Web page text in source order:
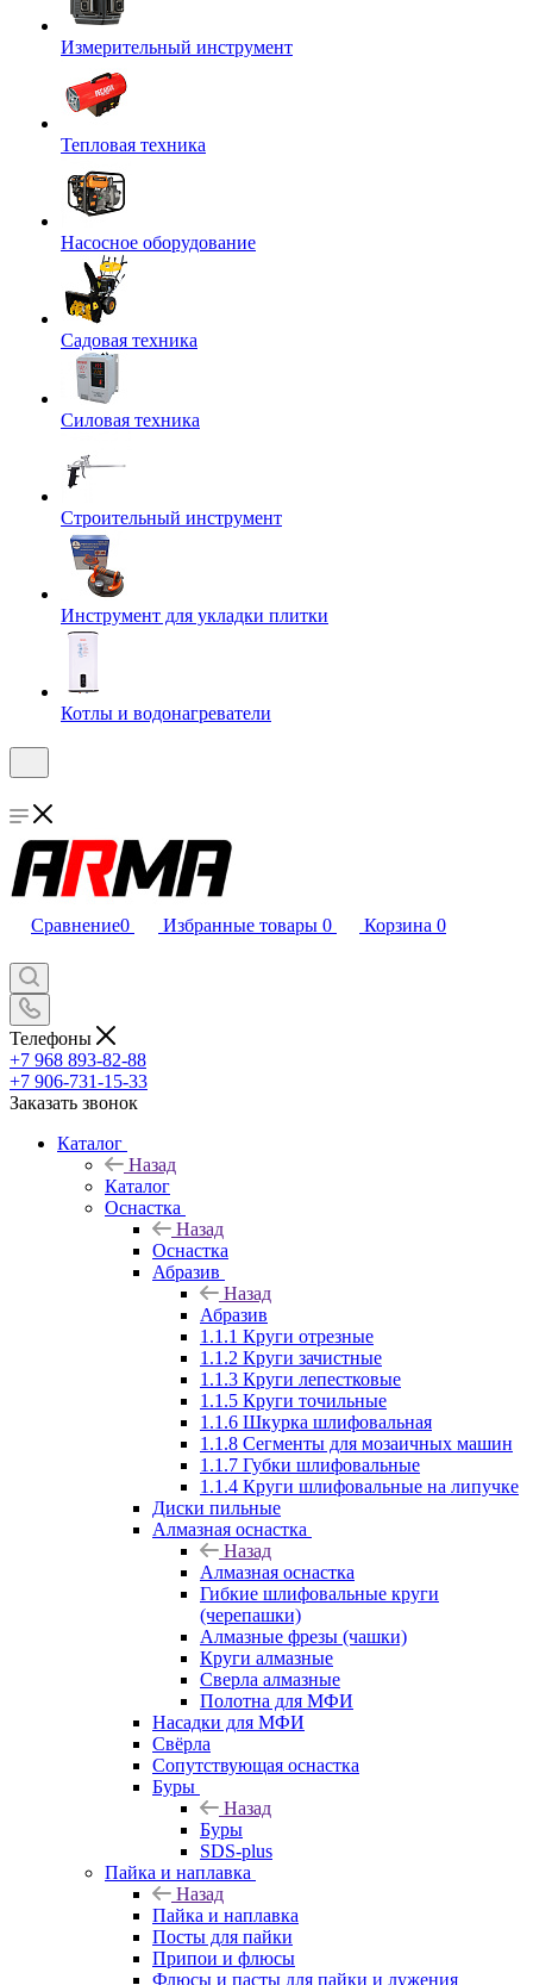
Измерительный инструмент
Тепловая техника
Насосное оборудование
Садовая техника
Силовая техника
Строительный инструмент
Инструмент для укладки плитки
Котлы и водонагреватели
Сравнение0 Избранные товары 0 Корзина 0
Телефоны
+7 968 893-82-88
+7 906-731-15-33
Заказать звонок
Каталог
Назад
Каталог
Оснастка
Назад
Оснастка
Абразив
Назад
Абразив
1.1.1 Круги отрезные
1.1.2 Круги зачистные
1.1.3 Круги лепестковые
1.1.5 Круги точильные
1.1.6 Шкурка шлифовальная
1.1.8 Сегменты для мозаичных машин
1.1.7 Губки шлифовальные
1.1.4 Круги шлифовальные на липучке
Диски пильные
Алмазная оснастка
Назад
Алмазная оснастка
Гибкие шлифовальные круги
(черепашки)
Алмазные фрезы (чашки)
Круги алмазные
Сверла алмазные
Полотна для МФИ
Насадки для МФИ
Свёрла
Сопутствующая оснастка
Буры
Назад
Буры
SDS-plus
Пайка и наплавка
Назад
Пайка и наплавка
Посты для пайки
Припои и флюсы
Флюсы и пасты для пайки и лужения